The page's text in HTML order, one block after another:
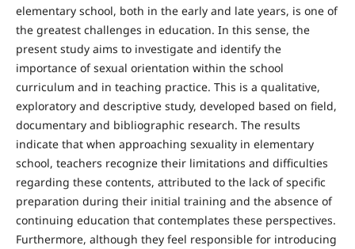
elementary school, both in the early and late years, is one of
the greatest challenges in education. In this sense, the
present study aims to investigate and identify the
importance of sexual orientation within the school
curriculum and in teaching practice. This is a qualitative,
exploratory and descriptive study, developed based on field,
documentary and bibliographic research. The results
indicate that when approaching sexuality in elementary
school, teachers recognize their limitations and difficulties
regarding these contents, attributed to the lack of specific
preparation during their initial training and the absence of
continuing education that contemplates these perspectives.
Furthermore, although they feel responsible for introducing